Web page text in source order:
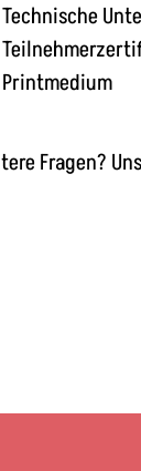
Technische
Printmedium
Fragen?